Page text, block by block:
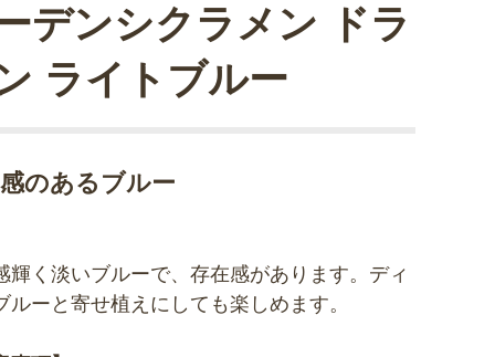
のあるブルー
デンシクラメン ドラ
ライトブルー
輝く淡いブルーで、存在感があります。ディ
ルーと寄せ植えにしても楽しめます。